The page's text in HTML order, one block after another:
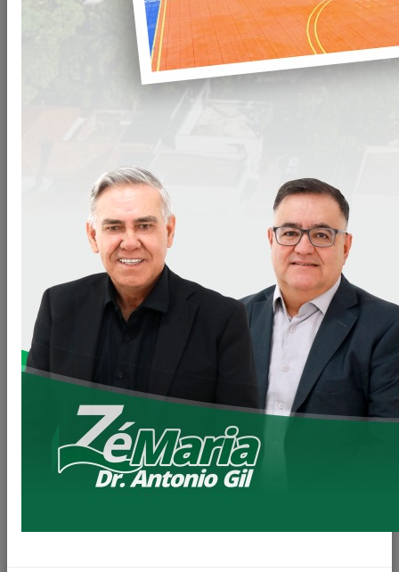
ESSA
SEMANA
QUE
PASSOU,
COM
VISITAS
IMPORTANTES QUE PRESTIGIARAM NOSSO MUNICÍPIO.
Foram Diversas Autoridades que prestigiaram nossa querida